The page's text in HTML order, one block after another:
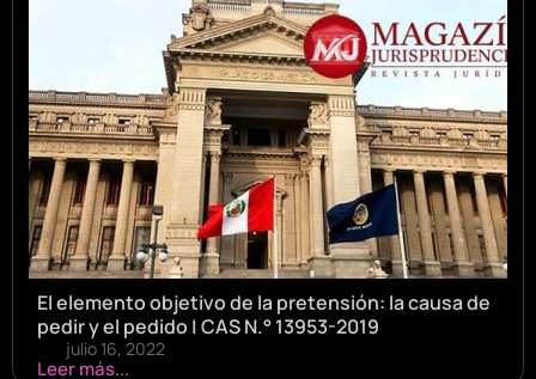
El elemento objetivo de la pretensión: la causa de
pedir y el pedido | CAS N.° 13953-2019
julio 16, 2022
Leer más...